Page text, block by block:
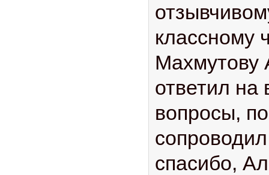
классному
Махмутову
ответил на
вопросы,
спасибо,